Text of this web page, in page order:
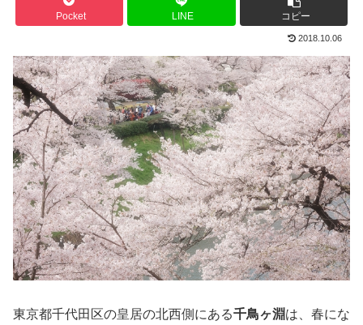
Pocket LINE コピー
2018.10.06
東京都千代田区の皇居の北西側にある千鳥ヶ淵は、春にな